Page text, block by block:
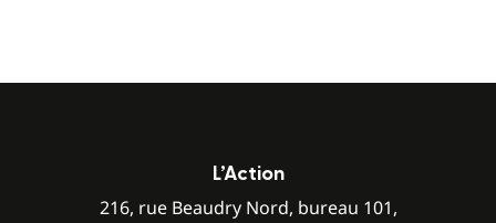
L’Action
216, rue Beaudry Nord, bureau 101,